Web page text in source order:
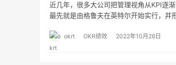
近几年，很多大公司把管理视角从KPI逐
最先就是由格鲁夫在英特尔开始实行，并
okrt OKR绩效 2022年10月26日